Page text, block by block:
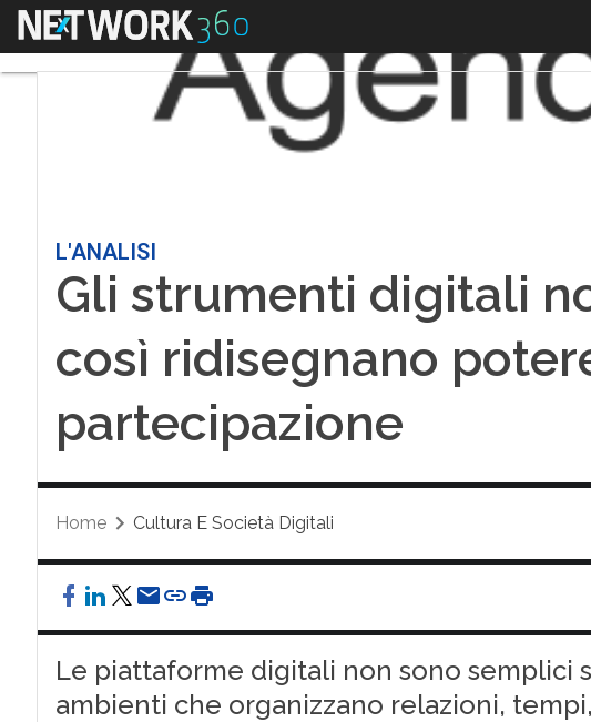
Menu
L'ANALISI
Gli strumenti digitali
così ridisegnano
partecipazione
Home Cultura E Società Digitali
Le piattaforme digitali non sono semplici
ambienti che organizzano relazioni,